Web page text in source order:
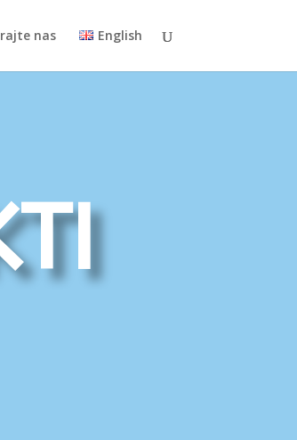
nas English